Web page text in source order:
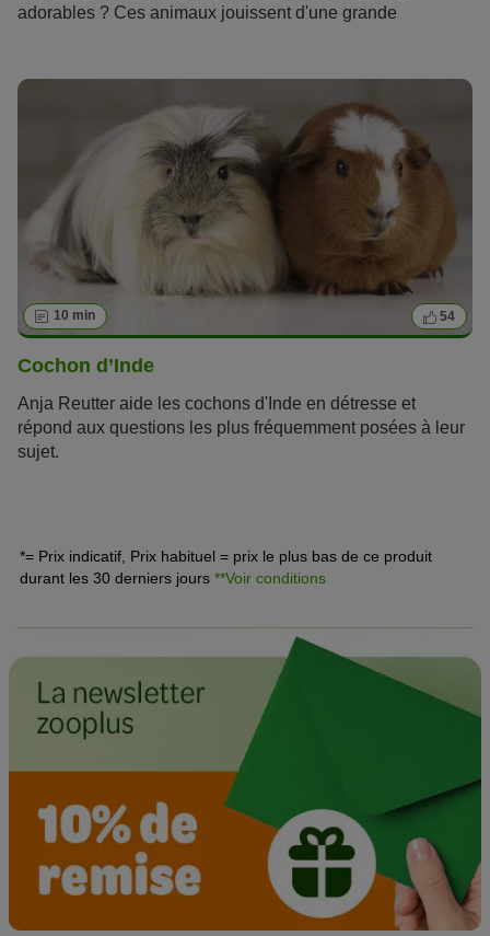
adorables ? Ces animaux jouissent d'une grande
partie d'une catégorie d'animaux domestiques qualifiée de
« nouveaux animaux de compagnie ». C'est pourquoi il
faut bien réfléchir avant d'adopter un furet domestique et
se renseigner sur son caractère et son mode de vie.
10 min 54
Cochon d’Inde
Anja Reutter aide les cochons d'Inde en détresse et
répond aux questions les plus fréquemment posées à leur
sujet.
*= Prix indicatif, Prix habituel = prix le plus bas de ce produit
durant les 30 derniers jours **Voir conditions